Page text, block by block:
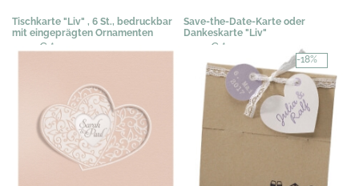
Tischkarte "Liv" , 6 St., bedruckbar
mit eingeprägten Ornamenten
0,50 € *
Save-the-Date-Karte oder
Dankeskarte "Liv"
0,50 € *
-18%